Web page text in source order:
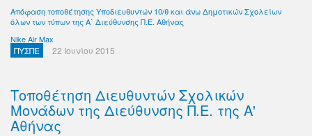
Απόφαση τοποθέτησης Υποδιευθυντών 10/θ και άνω Δημοτικών Σχολείων
όλων των τύπων της Α΄ Διεύθυνσης Π.Ε. Αθήνας
Nike Air Max
ΠΥΣΠΕ 22 Ιουνίου 2015
Τοποθέτηση Διευθυντών Σχολικών
Μονάδων της Διεύθυνσης Π.Ε. της Α'
Αθήνας